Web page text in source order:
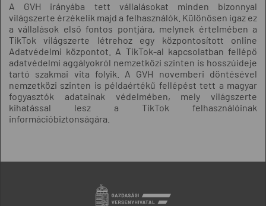
A GVH irányába tett vállalásokat minden bizonnyal
világszerte érzékelik majd a felhasználók. Különösen igaz ez
a vállalások első fontos pontjára, melynek értelmében a
TikTok világszerte létrehoz egy központosított online
Adatvédelmi központot. A TikTok-al kapcsolatban fellépő
adatvédelmi aggályokról nemzetközi szinten is hosszúideje
tartó szakmai vita folyik. A GVH novemberi döntésével
nemzetközi szinten is példaértékű fellépést tett a magyar
fogyasztók adatainak védelmében, mely világszerte
kihatással lesz a TikTok felhasználóinak
információbiztonságára.